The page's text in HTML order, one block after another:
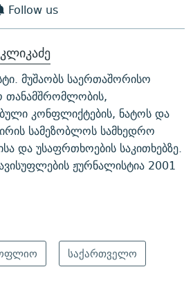
Follow us
მუშაობს საერთაშორისო
თანამშრომლობის,
კონფლიქტების, ნატოს და
სამეზობლოს სამხედრო
და უსაფრთხოების საკითხებზე.
ჟურნალისტია 2001
საქართველო